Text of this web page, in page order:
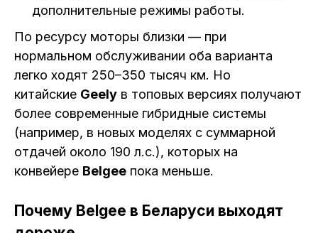
дополнительные режимы работы.
По ресурсу моторы близки — при
нормальном обслуживании оба варианта
легко ходят 250–350 тысяч км. Но
китайские Geely в топовых версиях получают
более современные гибридные системы
(например, в новых моделях с суммарной
отдачей около 190 л.с.), которых на
конвейере Belgee пока меньше.
Почему Belgee в Беларуси выходят